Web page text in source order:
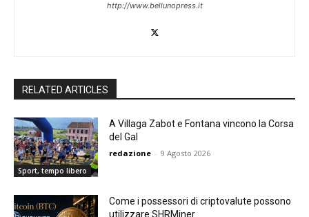
http://www.bellunopress.it
RELATED ARTICLES
Sport, tempo libero
A Villaga Zabot e Fontana vincono la Corsa
del Gal
redazione - 9 Agosto 2026
Come i possessori di criptovalute possono
utilizzare SHRMiner